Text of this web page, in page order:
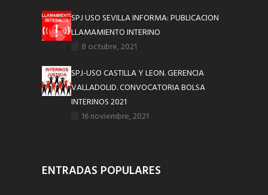
SPJ USO SEVILLA INFORMA: PUBLICACION
LLAMAMIENTO INTERINO
8 octubre, 2021
SPJ-USO CASTILLA Y LEON. GERENCIA
VALLADOLID. CONVOCATORIA BOLSA
INTERINOS 2021
16 noviembre, 2021
ENTRADAS POPULARES